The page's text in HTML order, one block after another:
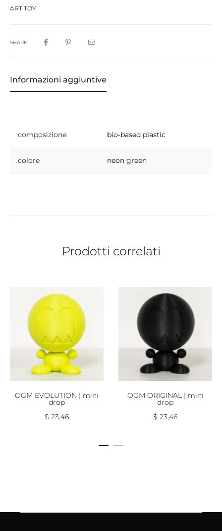
ART TOY
SHARE
Informazioni aggiuntive
composizione bio-based plastic
colore neon green
Prodotti correlati
OGM EVOLUTION | mini
drop
$ 23,46
OGM ORIGINAL | mini
drop
$ 23,46